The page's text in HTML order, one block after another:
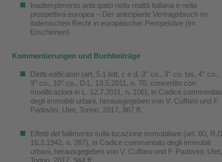
Inadempimento anticipato nella realtà italiana e nella
prospettiva europea – Der antizipierte Vertragsbruch im
italienischen Recht in europäischer Perspektive (im
Erscheinen)
Kommentierungen und Buchbeiträge
Diritti edificatori (art. 5.1 lett. c e d, 3° co., 3° co. bis, 4° co.,
9° co., 10° co., D.L. 13.5.2011, n. 70, convertito con
modificazioni in L. 12.7.2011, n. 106), in Codice
degli immobili urbani, herausgegeben von V. Cuffaro und F.
Padovini, Utet, Torino, 2017, 867 ff.
Effetti del fallimento sulla locazione immobiliare (art. 80,
16.3.1942, n. 267), in Codice commentato degli immobili
urbani, herausgegeben von V. Cuffaro und F. Padovini, Utet,
Torino, 2017, 944 ff.